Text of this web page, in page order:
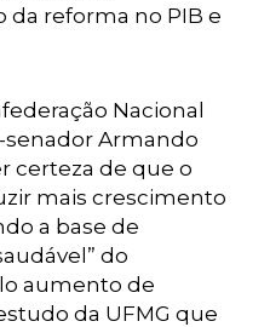
da reforma no PIB e
Nacional
senador Armando
certeza de que o
mais crescimento
a base de
do
aumento de
da UFMG que